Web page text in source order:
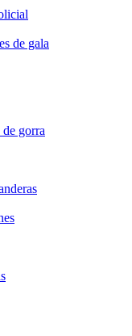
de gala
gorra